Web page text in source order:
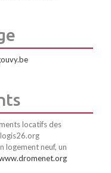
locatifs des
logement neuf, un